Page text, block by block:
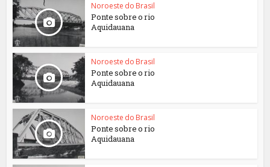
Noroeste do Brasil
Ponte sobre o rio
Aquidauana
Noroeste do Brasil
Ponte sobre o rio
Aquidauana
Noroeste do Brasil
Ponte sobre o rio
Aquidauana